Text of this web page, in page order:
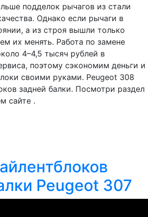
подделок рычагов из стали
Однако если рычаги в
а из строя вышли только
их менять. Работа по замене
4–4,5 тысяч рублей в
поэтому сэкономим деньги и
своими руками. Peugeot 308
задней балки. Посмотри раздел
сайте .
Peugeot 307